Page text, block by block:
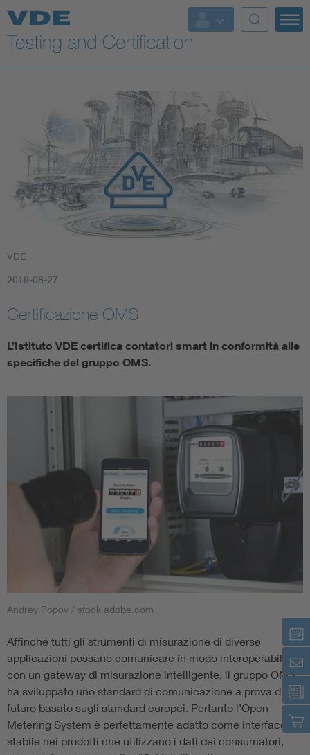
Key Topics
VDE
2019-08-27
Certificazione OMS
L’Istituto VDE certifica contatori smart in conformità alle
specifiche del gruppo OMS.
Andrey Popov / stock.adobe.com
Affinché tutti gli strumenti di misurazione di diverse
applicazioni possano comunicare in modo interoperabile
con un gateway di misurazione intelligente, il gruppo OMS
ha sviluppato uno standard di comunicazione a prova di
futuro basato sugli standard europei. Pertanto l’Open
Metering System è perfettamente adatto come interfaccia
stabile nei prodotti che utilizzano i dati dei consumatori,